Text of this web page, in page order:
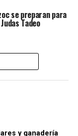
se preparan para
Tadeo
y ganadería